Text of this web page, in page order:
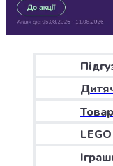
Ром
і
LEGO